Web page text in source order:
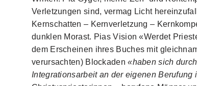
Verletzungen sind, vermag Licht
Kernschatten – Kernverletzung –
dunklen Morast. Pias Vision «Werdet
dem Erscheinen ihres Buches mit
verursachten) Blockaden«haben sich
Integrationsarbeit an der eigenen